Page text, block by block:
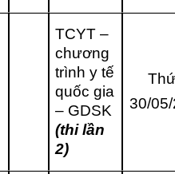
TCYT –
chương
trình y tế
quốc gia
– GDSK
(thi lần
2)
30/